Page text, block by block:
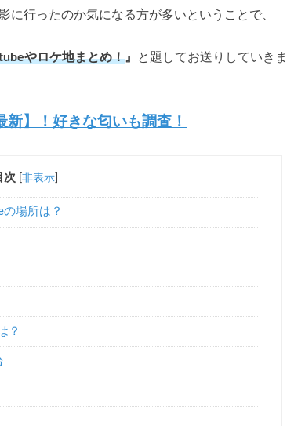
行ったのか気になる方が多いということで、
やロケ地まとめ！ 』
と題してお送りしていきま
】！好きな匂いも調査！
次 非表示
場所は？
？